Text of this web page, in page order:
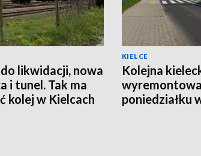
likwidacji, nowa
i tunel. Tak ma
kolej w Kielcach
KIELCE
Kolejna
poniedziałku